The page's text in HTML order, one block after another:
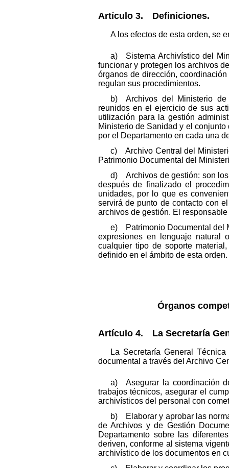
Artículo 3. Definiciones.
A los efectos de esta orden, se
a) Sistema Archivístico del
funcionar y protegen los archivos
órganos de dirección,
regulan sus procedimientos.
b) Archivos del Ministerio de
reunidos en el ejercicio de sus
utilización para la gestión
Ministerio de Sanidad y el
por el Departamento en cada una
c) Archivo Central del
Patrimonio Documental del
d) Archivos de gestión: son los
después de finalizado el
unidades, por lo que es
servirá de punto de contacto con
archivos de gestión. El
e) Patrimonio Documental del
expresiones en lenguaje natural
cualquier tipo de soporte
definido en el ámbito de esta orden.
Órganos
Artículo 4. La Secretaría
La Secretaría General
documental a través del Archivo
a) Asegurar la coordinación
trabajos técnicos, asegurar el
archivísticos del personal con
b) Elaborar y aprobar las
de Archivos y de Gestión
Departamento sobre las
deriven, conforme al sistema
archivístico de los documentos en